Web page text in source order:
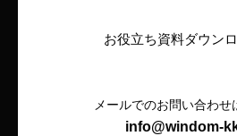
お役立ち資料ダウン
メールでのお問い合わせ
info@windom-